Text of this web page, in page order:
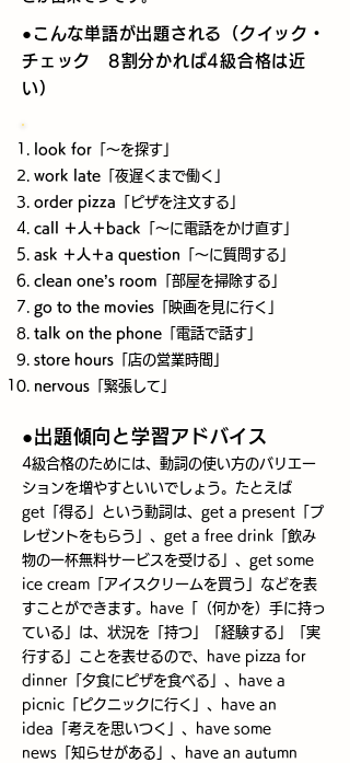
●こんな単語が出題される（クイック・
チェック 8割分かれば4級合格は近
い）
look for 「～を探す」
work late 「夜遅くまで働く」
order pizza 「ピザを注文する」
call ＋人＋back 「～に電話をかけ直す」
ask ＋人＋a question 「～に質問する」
clean one’s room 「部屋を掃除する」
go to the movies 「映画を見に行く」
talk on the phone 「電話で話す」
store hours 「店の営業時間」
nervous 「緊張して」
●出題傾向と学習アドバイス
4級合格のためには、動詞の使い方のバリエー
ションを増やすといいでしょう。たとえば
get「得る」という動詞は、get a present「プ
レゼントをもらう」、get a free drink「飲み
物の一杯無料サービスを受ける」、get some
ice cream「アイスクリームを買う」などを表
すことができます。have「（何かを）手に持っ
ている」は、状況を「持つ」「経験する」「実
行する」ことを表せるので、have pizza for
dinner「夕食にピザを食べる」、have a
picnic「ピクニックに行く」、have an
idea「考えを思いつく」、have some
news「知らせがある」、have an autumn